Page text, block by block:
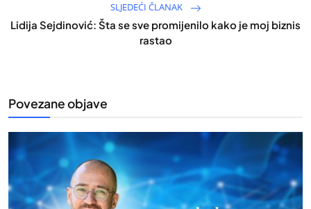
SLJEDEĆI ČLANAK
Lidija Sejdinović: Šta se sve promijenilo kako je moj biznis
rastao
Povezane objave